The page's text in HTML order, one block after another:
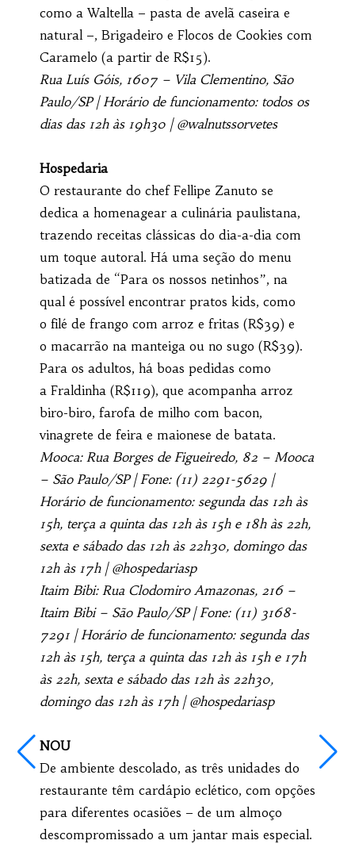
como a Waltella – pasta de avelã caseira e
natural –, Brigadeiro e Flocos de Cookies com
Caramelo (a partir de R$15).
Rua Luís Góis, 1607 – Vila Clementino, São
Paulo/SP | Horário de funcionamento: todos os
dias das 12h às 19h30 | @walnutssorvetes
Hospedaria
O restaurante do chef Fellipe Zanuto se
dedica a homenagear a culinária paulistana,
trazendo receitas clássicas do dia-a-dia com
um toque autoral. Há uma seção do menu
batizada de “Para os nossos netinhos”, na
qual é possível encontrar pratos kids, como
o filé de frango com arroz e fritas (R$39) e
o macarrão na manteiga ou no sugo (R$39).
Para os adultos, há boas pedidas como
a Fraldinha (R$119), que acompanha arroz
biro-biro, farofa de milho com bacon,
vinagrete de feira e maionese de batata.
Mooca: Rua Borges de Figueiredo, 82 – Mooca
– São Paulo/SP | Fone: (11) 2291-5629 |
Horário de funcionamento: segunda das 12h às
15h, terça a quinta das 12h às 15h e 18h às 22h,
sexta e sábado das 12h às 22h30, domingo das
12h às 17h | @hospedariasp
Itaim Bibi: Rua Clodomiro Amazonas, 216 –
Itaim Bibi – São Paulo/SP | Fone: (11) 3168-
7291 | Horário de funcionamento: segunda das
12h às 15h, terça a quinta das 12h às 15h e 17h
às 22h, sexta e sábado das 12h às 22h30,
domingo das 12h às 17h | @hospedariasp
NOU
De ambiente descolado, as três unidades do
restaurante têm cardápio eclético, com opções
para diferentes ocasiões – de um almoço
descompromissado a um jantar mais especial.